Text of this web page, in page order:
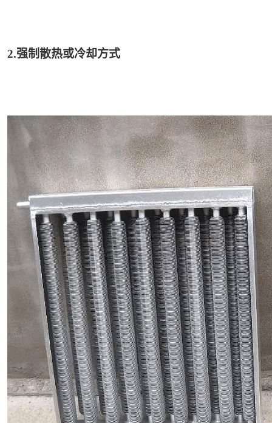
2.强制散热或冷却方式